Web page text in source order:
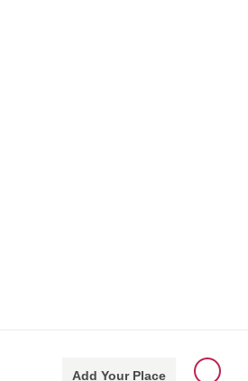
Add Your Place